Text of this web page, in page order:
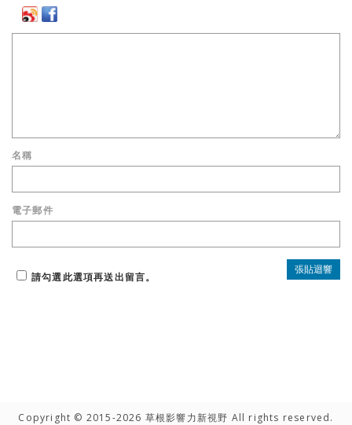
名稱
電子郵件
請勾選此選項再送出留言。
Copyright © 2015-2026 草根影響力新視野 All rights reserved.